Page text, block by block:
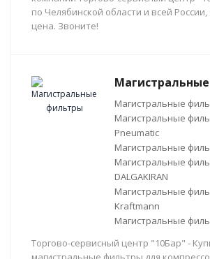
по Челябинской области и всей
цена. Звоните!
Магистральные
Магистральные
Pneumatic
Магистральные
Магистральные
DALGAKIRAN
Магистральные
Kraftmann
Магистральные
Торгово-сервисный центр "10Бар" -